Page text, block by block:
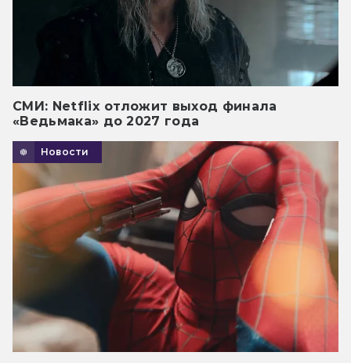
СМИ: Netflix отложит выход финала
«Ведьмака» до 2027 года
Новости